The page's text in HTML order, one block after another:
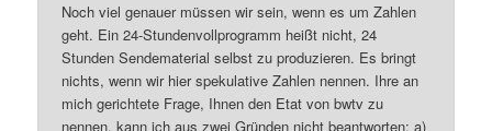
Noch viel genauer müssen wir sein, wenn es um Zahlen
geht. Ein 24-Stundenvollprogramm heißt nicht, 24
Stunden Sendematerial selbst zu produzieren. Es bringt
nichts, wenn wir hier spekulative Zahlen nennen. Ihre an
mich gerichtete Frage, Ihnen den Etat von bwtv zu
nennen, kann ich aus zwei Gründen nicht beantworten: a)